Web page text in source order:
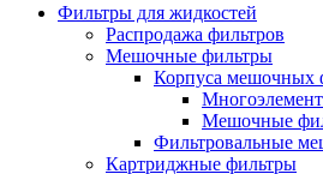
Фильтры для жидкостей
Распродажа фильтров
Мешочные фильтры
Корпуса мешочных
Мешочные
Фильтровальные
Картриджные фильтры